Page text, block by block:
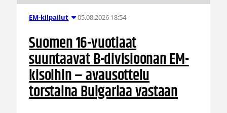
EM-kilpailut 05.08.2026 18:54
Suomen 16-vuotiaat
suuntaavat B-divisioonan EM-
kisoihin – avausottelu
torstaina Bulgariaa vastaan